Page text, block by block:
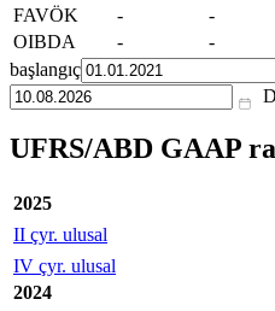
FAVÖK - -
OIBDA
- -
başlangıç
UFRS/ABD GAAP
2025
II çyr. ulusal
IV çyr. ulusal
2024